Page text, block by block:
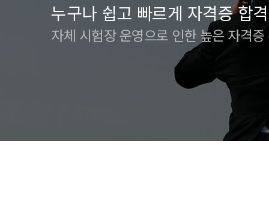
누구나 쉽고 빠르게 자격증 합
자체 시험장 운영으로 인한 높은 자격